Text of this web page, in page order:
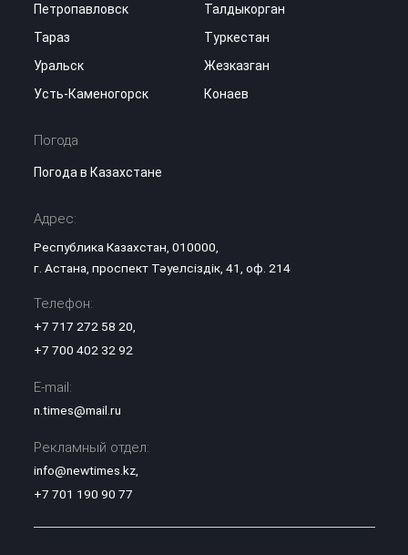
Петропавловск
Талдыкорган
Тараз
Туркестан
Уральск
Жезказган
Усть-Каменогорск
Конаев
Погода
Погода в Казахстане
Адрес:
Республика Казахстан, 010000,
г. Астана, проспект Тәуелсіздік, 41, оф. 214
Телефон:
+7 717 272 58 20
+7 700 402 32 92
E-mail:
n.times@mail.ru
Рекламный отдел:
info@newtimes.kz,
+7 701 190 90 77